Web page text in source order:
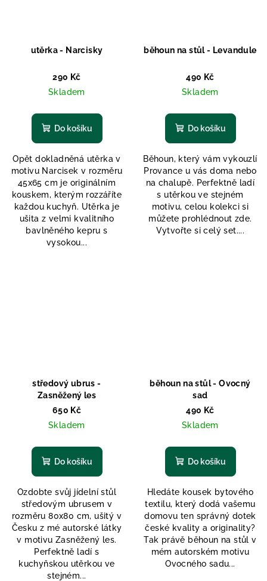
utěrka - Narcisky
290 Kč
Skladem
Do košíku
Opět dokladněná utěrka v
motivu Narcisek v rozměru
45x65 cm je originálním
kouskem, kterým rozzáříte
každou kuchyň. Utěrka je
ušita z velmi kvalitního
bavlněného kepru s
vysokou...
běhoun na stůl - Levandule
490 Kč
Skladem
Do košíku
Běhoun, který vám vykouzlí
Provance u vás doma nebo
na chalupě. Perfektně ladí
s utěrkou ve stejném
motivu, celou kolekci si
můžete prohlédnout zde.
Vytvořte si celý set....
středový ubrus -
Zasněžený les
650 Kč
Skladem
Do košíku
Ozdobte svůj jídelní stůl
středovým ubrusem v
rozměru 80x80 cm, ušitý v
Česku z mé autorské látky
v motivu Zasněžený les.
Perfektně ladí s
kuchyňskou utěrkou ve
stejném...
běhoun na stůl - Ovocný
sad
490 Kč
Skladem
Do košíku
Hledáte kousek bytového
textilu, který dodá vašemu
domovu ten správný dotek
české kvality a originality?
Tak právě běhoun na stůl v
mém autorském motivu
Ovocného sadu...